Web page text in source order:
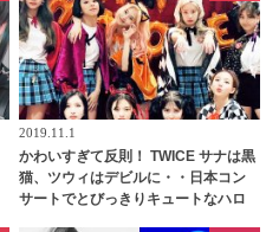
2019.11.1
かわいすぎて反則！ TWICE サナは黒
猫、ツウィはデビルに・・日本コン
サートでとびっきりキュートなハロ